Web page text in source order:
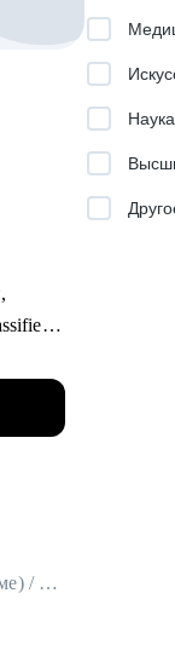
Карьерный консультант / Резюмерайтер (специалист по подготовке резюме) / HR-эксперт